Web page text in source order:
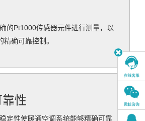
的Pt1000传感器元件进行测量，以
精确可靠控制。
性
定性使暖通空调系统能够精确可靠